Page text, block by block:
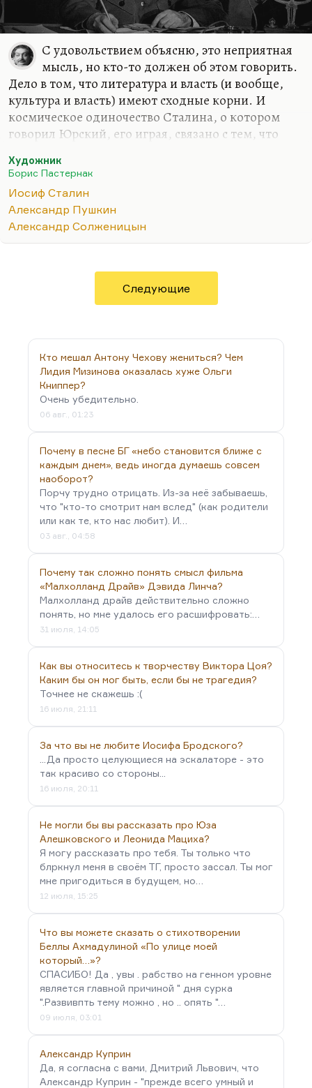
С удовольствием объясню, это неприятная
мысль, но кто-то должен об этом говорить.
Дело в том, что литература и власть (и вообще,
культура и власть) имеют сходные корни. И
космическое одиночество Сталина, о котором
говорил Юрский, его играя, связано с тем, что
Толпа одинаково враждебна и художнику, и
тирану. На этой почве иногда тиран и художник
сходятся. И у культуры, и у власти в основе лежит
иерархия. Просто, как правильно говорил Лев
Мочалов, иерархия культуры ненасильственна. В
Толпа одинаково враждебна художнику, в чью
мастерскую она не должна врываться и чьи
творения она не должна профанно оценивать, и…
Художник
Борис Пастернак
Иосиф Сталин
Александр Пушкин
Александр Солженицын
Следующие
Кто мешал Антону Чехову жениться? Чем
Лидия Мизинова оказалась хуже Ольги
Книппер?
Очень убедительно.
06 авг., 01:23
Почему в песне БГ «небо становится ближе с
каждым днем», ведь иногда думаешь совсем
наоборот?
Порчу трудно отрицать. Из-за неё забываешь,
что "кто-то смотрит нам вслед" (как родители
или как те, кто нас любит). И…
03 авг., 04:58
Почему так сложно понять смысл фильма
«Малхолланд Драйв» Дэвида Линча?
Малхолланд драйв действительно сложно
понять, но мне удалось его расшифровать:…
31 июля, 14:05
Как вы относитесь к творчеству Виктора Цоя?
Каким бы он мог быть, если бы не трагедия?
Точнее не скажешь :(
16 июля, 21:11
За что вы не любите Иосифа Бродского?
...Да просто целующиеся на эскалаторе - это
так красиво со стороны...
16 июля, 20:11
Не могли бы вы рассказать про Юза
Алешковского и Леонида Мациха?
Я могу рассказать про тебя. Ты только что
блркнул меня в своём ТГ, просто зассал. Ты мог
мне пригодиться в будущем, но…
12 июля, 15:25
Что вы можете сказать о стихотворении
Беллы Ахмадулиной «По улице моей
который…»?
СПАСИБО! Да , увы . рабство на генном уровне
является главной причиной " дня сурка
".Развивпть тему можно , но .. опять "…
09 июля, 03:01
Александр Куприн
Да, я согласна с вами, Дмитрий Львович, что
Александр Куприн - "прежде всего умный и